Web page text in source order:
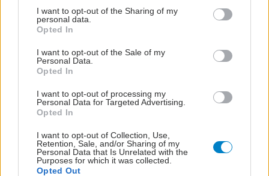
not limited to your visit or usage behaviour. You may click to
grant or deny consent to Google and its third-party tags to
use your data for below specified purposes in below Google
consent section.
I want to opt-out of the Sharing of my
personal data.
Opted In
I want to opt-out of the Sale of my
Personal Data.
Opted In
I want to opt-out of processing my
Personal Data for Targeted Advertising.
Opted In
I want to opt-out of Collection, Use,
Retention, Sale, and/or Sharing of my
Personal Data that Is Unrelated with the
Purposes for which it was collected.
Opted Out